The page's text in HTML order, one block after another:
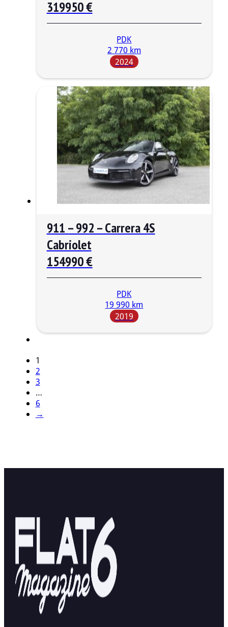
319950 €
2024
2 770 km
PDK
911 – 992 – Carrera 4S
Cabriolet
154990 €
2019
19 990 km
PDK
1
2
3
…
6
→